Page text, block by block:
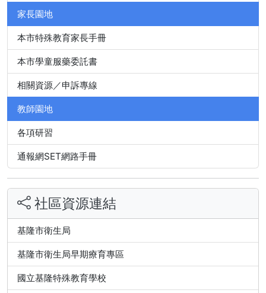
家長園地
本市特殊教育家長手冊
本市學童服藥委託書
相關資源／申訴專線
教師園地
各項研習
通報網SET網路手冊
社區資源連結
基隆市衛生局
基隆市衛生局早期療育專區
國立基隆特殊教育學校